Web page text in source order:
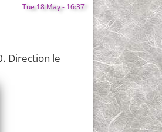
Tue 18 May - 16:37
Direction le